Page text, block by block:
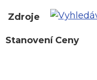
Zdroje
Stanovení Ceny